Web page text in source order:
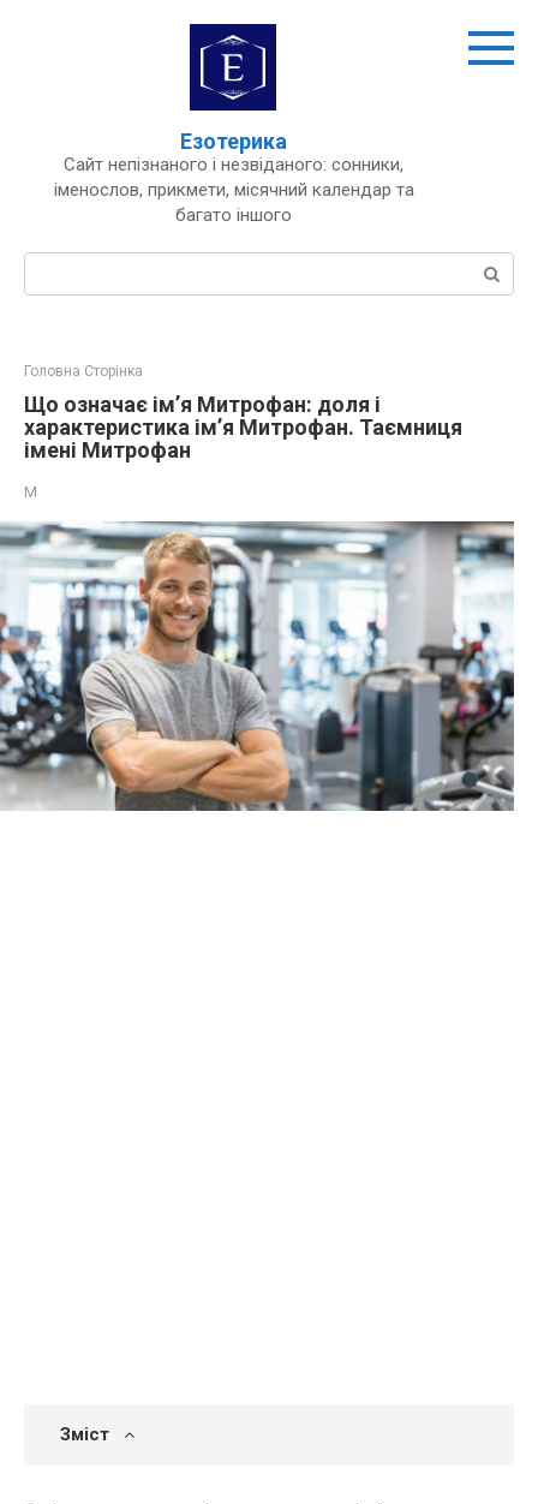
Езотерика
Сайт непізнаного і незвіданого: сонники,
іменослов, прикмети, місячний календар та
багато іншого
Пошук:
Головна Сторінка
Що означає ім’я Митрофан: доля і
характеристика ім’я Митрофан. Таємниця
імені Митрофан
М
Зміст